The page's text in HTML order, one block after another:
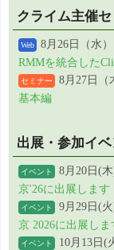
クライム主催
Web 8月26日（水）
RMMを統合した
セミナー 8月27日（
基本編
出展・参加イベ
イベント 8月20日(
京'26に出展します
イベント 9月29日(
京 2026に出展しま
イベント 10月13日(